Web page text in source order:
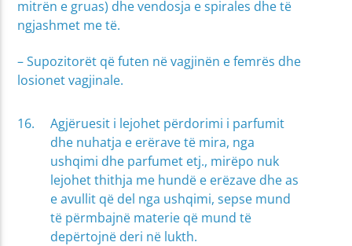
mitrën e gruas) dhe vendosja e spirales dhe të
ngjashmet me të.
– Supozitorët që futen në vagjinën e femrës dhe
losionet vagjinale.
Agjëruesit i lejohet përdorimi i parfumit
dhe nuhatja e erërave të mira, nga
ushqimi dhe parfumet etj., mirëpo nuk
lejohet thithja me hundë e erëzave dhe as
e avullit që del nga ushqimi, sepse mund
të përmbajnë materie që mund të
depërtojnë deri në lukth.